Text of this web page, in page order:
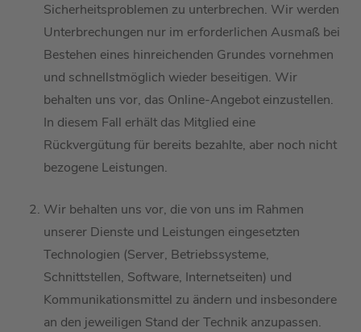
Sicherheitsproblemen zu unterbrechen. Wirwerden
Unterbrechungen nur im erforderlichen Ausmaß bei
Bestehen eines hinreichenden Grundes vornehmen
und schnellstmöglich wieder beseitigen. Wir
behalten uns vor, das Online-Angebot einzustellen.
In diesem Fall erhält das Mitglied eine
Rückvergütung für bereits bezahlte, aber noch nicht
bezogene Leistungen.
Wir behalten uns vor, dievon uns im Rahmen
unserer Dienste und Leistungen eingesetzten
Technologien (Server, Betriebssysteme,
Schnittstellen, Software, Internetseiten) und
Kommunikationsmittel zu ändern und insbesondere
an den jeweiligen Stand der Technik anzupassen.